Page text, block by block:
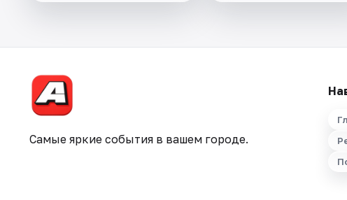
Самые яркие события в вашем городе.